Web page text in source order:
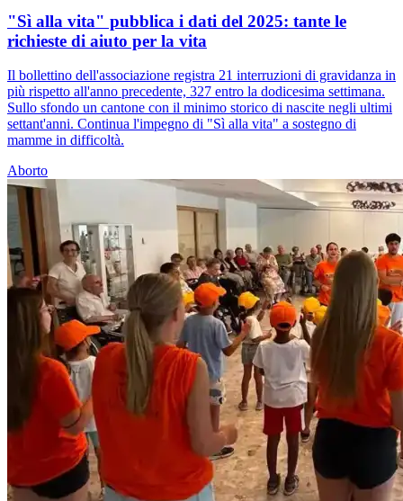
"Sì alla vita" pubblica i dati del 2025: tante le
richieste di aiuto per la vita
Il bollettino dell'associazione registra 21 interruzioni di gravidanza in
più rispetto all'anno precedente, 327 entro la dodicesima settimana.
Sullo sfondo un cantone con il minimo storico di nascite negli ultimi
settant'anni. Continua l'impegno di "Sì alla vita" a sostegno di
mamme in difficoltà.
Aborto